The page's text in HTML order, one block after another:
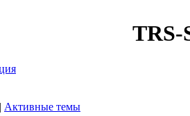
TRS-
| Активные темы